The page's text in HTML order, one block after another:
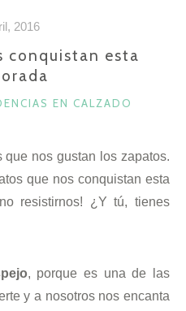
2016
conquistan esta
EN CALZADO
nos gustan los zapatos.
que nos conquistan esta
resistirnos! ¿Y tú, tienes
, porque es una de las
y a nosotros nos encanta